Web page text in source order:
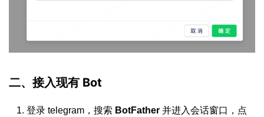
二、接入现有 Bot
登录 telegram，搜索 BotFather 并进入会话窗口，点